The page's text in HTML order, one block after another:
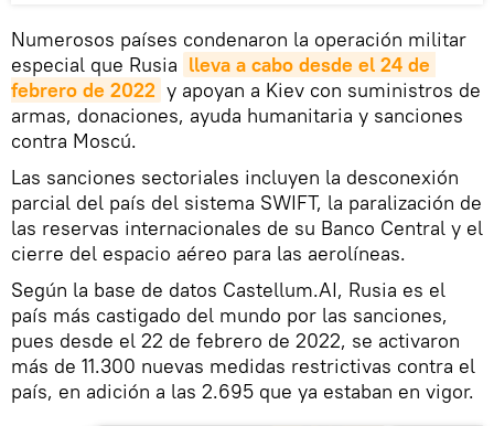
Numerosos países condenaron la operación militar
especial que Rusia lleva a cabo desde el 24 de
febrero de 2022 y apoyan a Kiev con suministros de
armas, donaciones, ayuda humanitaria y sanciones
contra Moscú.
Las sanciones sectoriales incluyen la desconexión
parcial del país del sistema SWIFT, la paralización de
las reservas internacionales de su Banco Central y el
cierre del espacio aéreo para las aerolíneas.
Según la base de datos Castellum.AI, Rusia es el
país más castigado del mundo por las sanciones,
pues desde el 22 de febrero de 2022, se activaron
más de 11.300 nuevas medidas restrictivas contra el
país, en adición a las 2.695 que ya estaban en vigor.